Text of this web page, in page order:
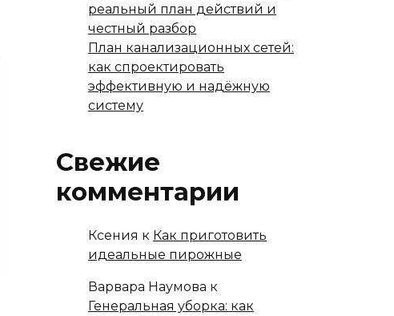
реальный план действий и
честный разбор
План канализационных сетей:
как спроектировать
эффективную и надёжную
систему
Свежие
комментарии
Ксения к Как приготовить
идеальные пирожные
Варвара Наумова к
Генеральная уборка: как